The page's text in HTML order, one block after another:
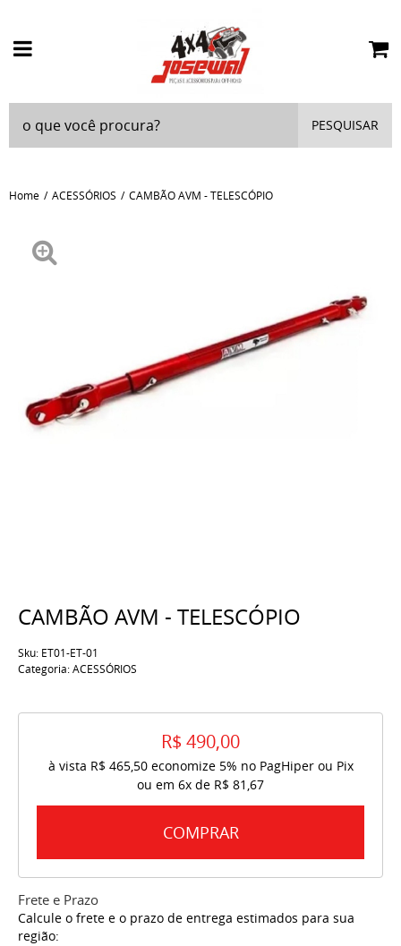
PESQUISAR
Home ACESSÓRIOS CAMBÃO AVM - TELESCÓPIO
CAMBÃO AVM - TELESCÓPIO
Sku: ET01-ET-01
Categoria:ACESSÓRIOS
R$ 490,00
à vista R$ 465,50economize 5% no PagHiper ou Pix
ou em 6x de R$ 81,67
COMPRAR
Frete e Prazo
Calcule o frete e o prazo de entrega estimados para sua
região: